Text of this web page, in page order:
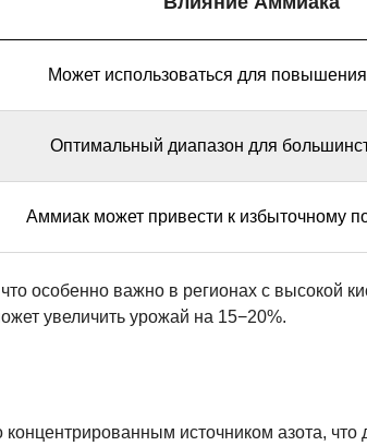
Может использоваться для
Оптимальный диапазон для
Аммиак может привести к избыточному
особенно важно в регионах с высокой
увеличить урожай на 15−20%.
источником азота,